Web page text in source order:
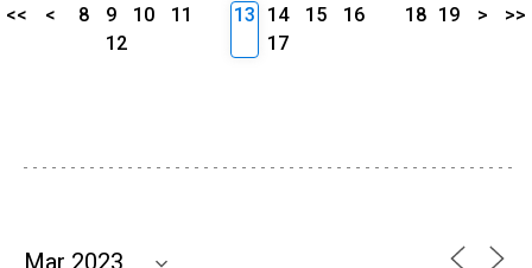
<< < 8 9 10
11
12
13 14 15
16
17
18 19 > >>